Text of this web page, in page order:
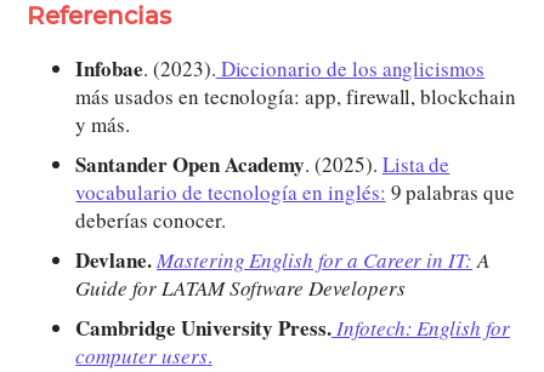
Referencias
Infobae. (2023). Diccionario de los anglicismos
más usados en tecnología: app, firewall, blockchain
y más.
Santander Open Academy. (2025). Lista de
vocabulario de tecnología en inglés: 9 palabras que
deberías conocer.
Devlane.Mastering English for a Career in IT:A
Guide for LATAM Software Developers
Cambridge University Press.Infotech: English for
computer users.